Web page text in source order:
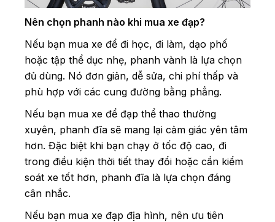
Nên chọn phanh nào khi mua xe đạp?
Nếu bạn mua xe để đi học, đi làm, dạo phố
hoặc tập thể dục nhẹ, phanh vành là lựa chọn
đủ dùng. Nó đơn giản, dễ sửa, chi phí thấp và
phù hợp với các cung đường bằng phẳng.
Nếu bạn mua xe để đạp thể thao thường
xuyên, phanh đĩa sẽ mang lại cảm giác yên tâm
hơn. Đặc biệt khi bạn chạy ở tốc độ cao, đi
trong điều kiện thời tiết thay đổi hoặc cần kiểm
soát xe tốt hơn, phanh đĩa là lựa chọn đáng
cân nhắc.
Nếu bạn mua xe đạp địa hình, nên ưu tiên